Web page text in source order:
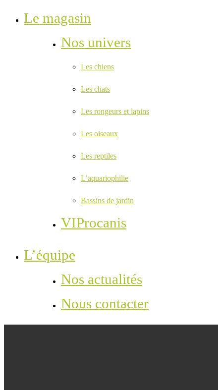
Le magasin
Nos univers
Les chiens
Les chats
Les rongeurs et lapins
Les oiseaux
Les reptiles
L’aquariophilie
Bassins de jardin
VIProcanis
L’équipe
Nos actualités
Nous contacter